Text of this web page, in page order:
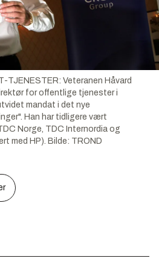
TJENESTER: Veteranen Håvard
for offentlige tjenester i
mandat i det nye
Han har tidligere vært
Norge, TDC Internordia og
med HP). Bilde: TROND